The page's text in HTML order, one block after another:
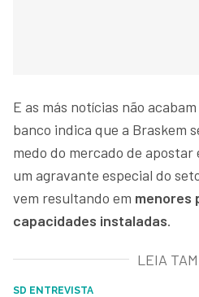
E as más notícias não
banco indica que a Braskem
medo do mercado de apostar
um agravante especial do
vem resultando em menores
capacidades instaladas.
LEIA
SD ENTREVISTA